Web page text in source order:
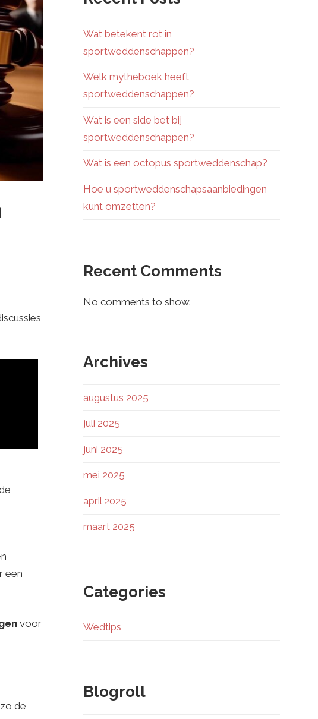
een
voor
de
Wat betekent rot in
sportweddenschappen?
Welk mytheboek heeft
sportweddenschappen?
Wat is een side bet bij
sportweddenschappen?
Wat is een octopus sportweddenschap?
Hoe u sportweddenschapsaanbiedingen
kunt omzetten?
Recent Comments
No comments to show.
Archives
augustus 2025
juli 2025
juni 2025
mei 2025
april 2025
maart 2025
Categories
Wedtips
Blogroll